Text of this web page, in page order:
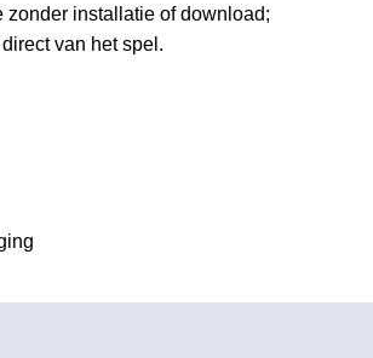
installatie of download;
van het spel.